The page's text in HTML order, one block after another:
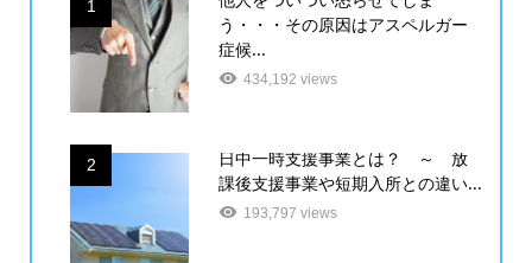
1
う・・・その原因はアスペルガー
症候...
434,192 views
2
日中一時支援事業とは？ ～ 放
課後支援事業や短期入所との違い...
193,797 views